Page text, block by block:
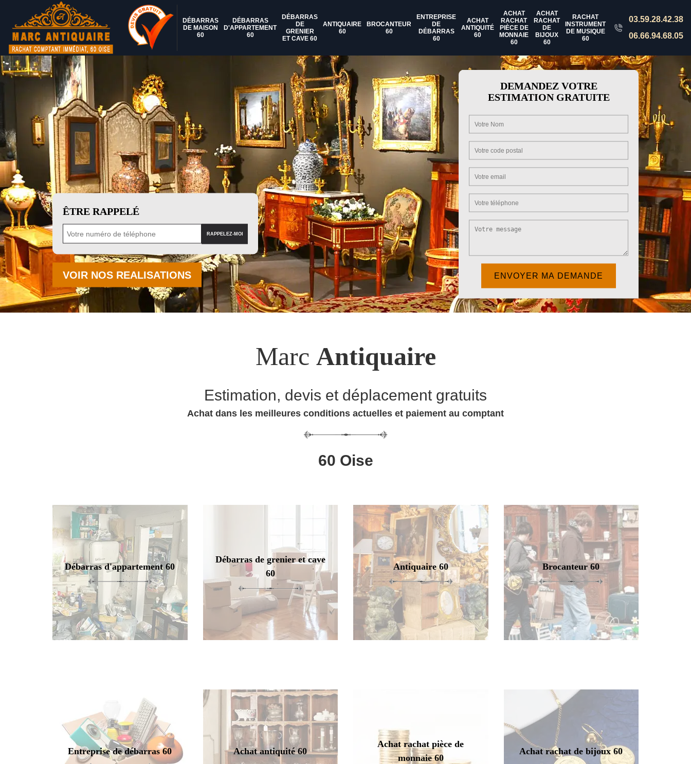
DÉBARRAS
DE MAISON
60
DÉBARRAS
D'APPARTEMENT
60
DÉBARRAS
DE
GRENIER
ET CAVE 60
ANTIQUAIRE
60
BROCANTEUR
60
ENTREPRISE
DE
DÉBARRAS
60
ACHAT
ANTIQUITÉ
60
ACHAT
RACHAT
PIÈCE DE
MONNAIE
60
ACHAT
RACHAT
DE
BIJOUX
60
RACHAT
INSTRUMENT
DE MUSIQUE
60
03.59.28.42.38
06.66.94.68.05
ÊTRE RAPPELÉ
VOIR NOS REALISATIONS
DEMANDEZ VOTRE
ESTIMATION GRATUITE
Marc Antiquaire
Estimation, devis et déplacement gratuits
Achat dans les meilleures conditions actuelles et paiement au comptant
60 Oise
Débarras d'appartement 60
Débarras de grenier et cave
60
Antiquaire 60 Brocanteur 60
Entreprise de débarras 60 Achat antiquité 60
Achat rachat pièce de
monnaie 60
Achat rachat de bijoux 60